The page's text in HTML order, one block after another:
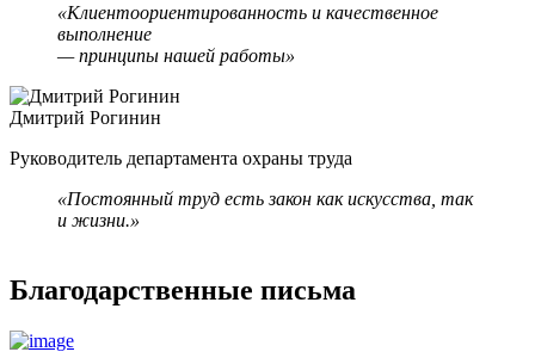
«Клиентоориентированность и качественное
выполнение
— принципы нашей работы»
Дмитрий Рогинин
Руководитель департамента охраны труда
«Постоянный труд есть закон как искусства, так
и жизни.»
Благодарственные письма